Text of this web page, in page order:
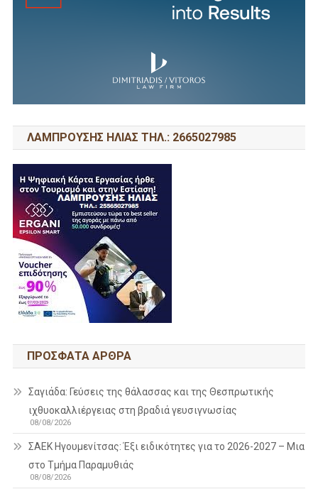
ΛΑΜΠΡΟΥΣΗΣ ΗΛΙΑΣ ΤΗΛ.: 2665027985
ΠΡΌΣΦΑΤΑ ΆΡΘΡΑ
Σαγιάδα: Γεύσεις της θάλασσας και της Θεσπρωτικής
ιχθυοκαλλιέργειας στη βραδιά γευσιγνωσίας
08/08/2026
ΣΑΕΚ Ηγουμενίτσας: Έξι ειδικότητες για το 2026-2027 – Μια
στο Τμήμα Παραμυθιάς
08/08/2026